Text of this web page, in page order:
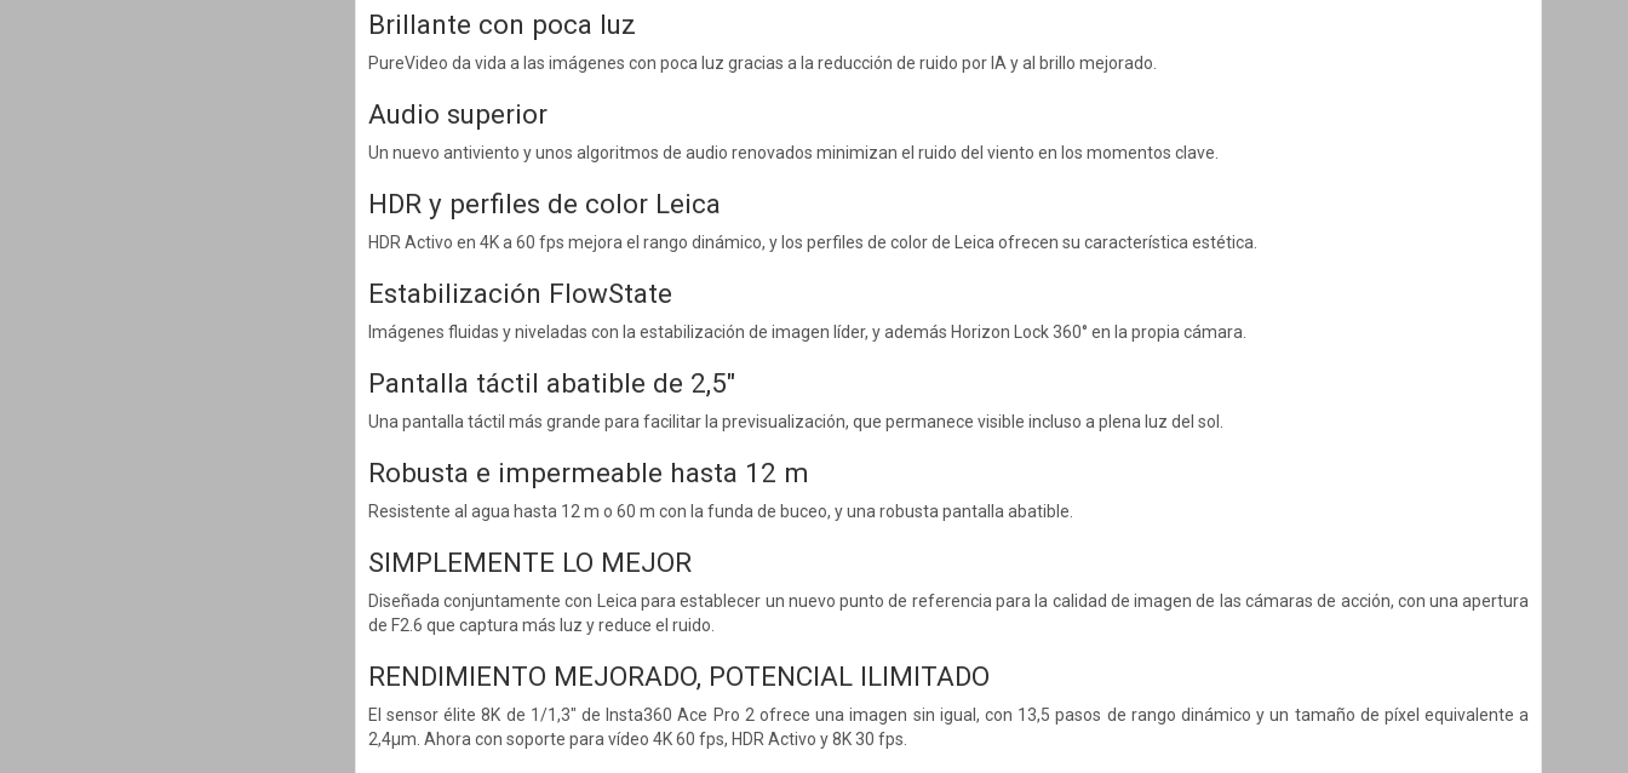
Brillante con poca luz
PureVideo da vida a las imágenes con poca luz gracias a la reducción de ruido por IA y al brillo mejorado.
Audio superior
Un nuevo antiviento y unos algoritmos de audio renovados minimizan el ruido del viento en los momentos clave.
HDR y perfiles de color Leica
HDR Activo en 4K a 60 fps mejora el rango dinámico, y los perfiles de color de Leica ofrecen su característica estética.
Estabilización FlowState
Imágenes fluidas y niveladas con la estabilización de imagen líder, y además Horizon Lock 360° en la propia cámara.
Pantalla táctil abatible de 2,5"
Una pantalla táctil más grande para facilitar la previsualización, que permanece visible incluso a plena luz del sol.
Robusta e impermeable hasta 12 m
Resistente al agua hasta 12 m o 60 m con la funda de buceo, y una robusta pantalla abatible.
SIMPLEMENTE LO MEJOR
Diseñada conjuntamente con Leica para establecer un nuevo punto de referencia para la calidad de imagen de las cámaras de acción, con una apertura
de F2.6 que captura más luz y reduce el ruido.
RENDIMIENTO MEJORADO, POTENCIAL ILIMITADO
El sensor élite 8K de 1/1,3" de Insta360 Ace Pro 2 ofrece una imagen sin igual, con 13,5 pasos de rango dinámico y un tamaño de píxel equivalente a
2,4μm. Ahora con soporte para vídeo 4K 60 fps, HDR Activo y 8K 30 fps.